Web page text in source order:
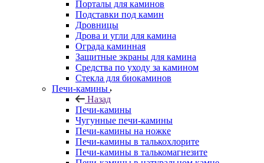
Порталы для каминов
Подставки под камин
Дровницы
Дрова и угли для камина
Ограда каминная
Защитные экраны для камина
Средства по уходу за камином
Стекла для биокаминов
Печи-камины
Назад
Печи-камины
Чугунные печи-камины
Печи-камины на ножке
Печи-камины в талькохлорите
Печи-камины в талькомагнезите